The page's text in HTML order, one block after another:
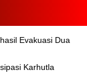
Evakuasi Dua
Karhutla